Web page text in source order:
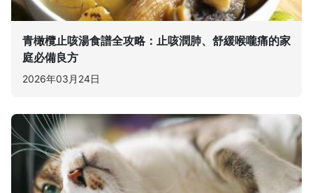
青橄欖止咳湯食譜全攻略：止咳潤肺、舒緩喉嚨痛的家
庭必備良方
2026年03月24日